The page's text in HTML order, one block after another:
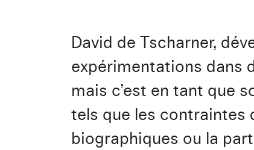
David de Tscharner,
expérimentations dans
mais c’est en tant que
tels que les contraintes
biographiques ou la